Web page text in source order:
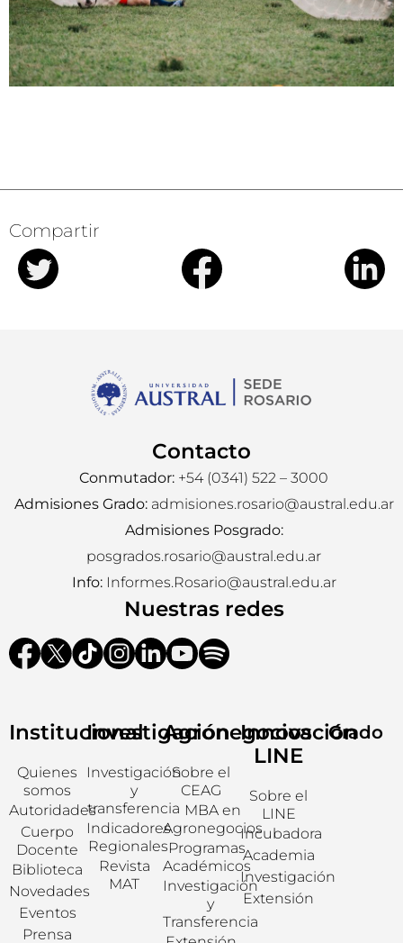
Compartir
Contacto
Conmutador: +54 (0341) 522 – 3000
Admisiones Grado:admisiones.rosario@austral.edu.ar
Admisiones Posgrado:
posgrados.rosario@austral.edu.ar
Info:Informes.Rosario@austral.edu.ar
Nuestras redes
Institucional
Quienes
somos
Autoridades
Cuerpo
Docente
Biblioteca
Novedades
Eventos
Prensa
Investigación
Investigación
y
transferencia
Indicadores
Regionales
Revista
MAT
Agronegocios
Sobre el
CEAG
MBA en
Agronegocios
Programas
Académicos
Investigación
y
Transferencia
Innovación
LINE
Sobre el
LINE
Incubadora
Academia
Investigación
Extensión
Grado